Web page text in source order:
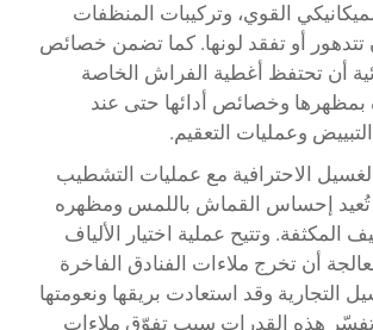
الميكانيكي القوي، وتركيبات المنظفات
تتدهور أو تفقد لونها. كما تضمن خصائص
أن تحتفظ أغطية الفراش الخاصة
بمظهرها وخصائص أدائها حتى عند
وعمليات التعقيم.
الاحترافية مع عمليات التشطيب
تُعيد إحساس القماش باللمس ومظهره
المكثفة. وتتيح عملية اختيار الألياف
أن تخرج ملاءات الفنادق الفاخرة
التجارية وقد استعادت بريقها ونعومتها
وتفسّر هذه القدرات سبب تفوّق ملاءات